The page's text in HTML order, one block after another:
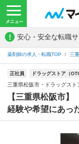
! 安心・安全な転職
薬剤師の求人・転職TOP 三
正社員 ドラッグストア（
三重県松阪市・ドラッグスト
【三重県松阪市
経験や希望にあっ